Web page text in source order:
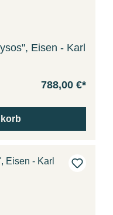
Eisen - Karl
788,00 €*